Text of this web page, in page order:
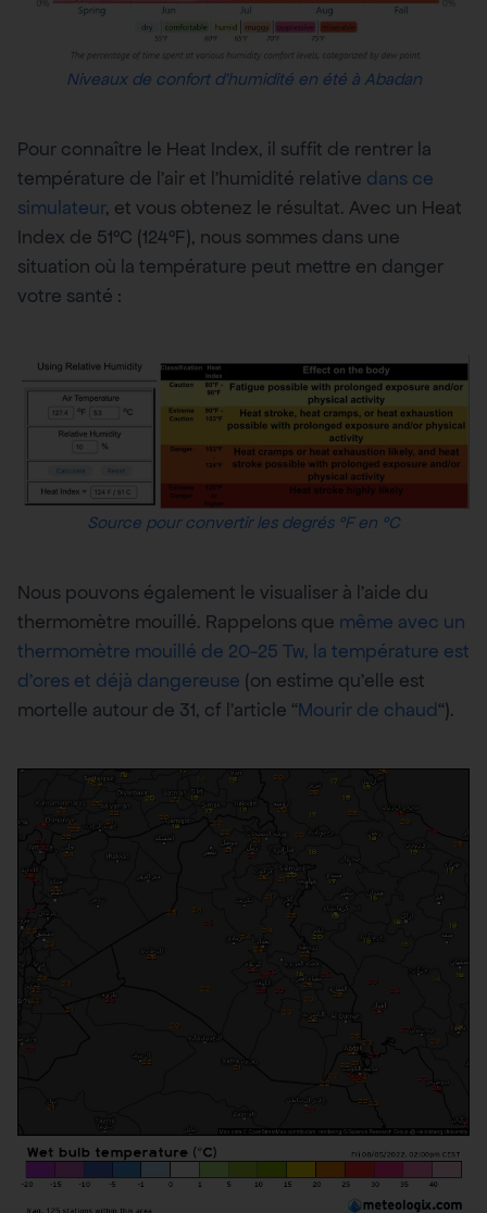
Niveaux de confort d’humidité en été à Abadan
Pour connaître le Heat Index, il suffit de rentrer la
température de l’air et l’humidité relative dans ce
simulateur, et vous obtenez le résultat. Avec un Heat
Index de 51°C (124°F), nous sommes dans une
situation où la température peut mettre en danger
votre santé :
Source pour convertir les degrés °F en °C
Nous pouvons également le visualiser à l’aide du
thermomètre mouillé. Rappelons que même avec un
thermomètre mouillé de 20-25 Tw, la température est
d’ores et déjà dangereuse (on estime qu’elle est
mortelle autour de 31, cf l’article “Mourir de chaud“).